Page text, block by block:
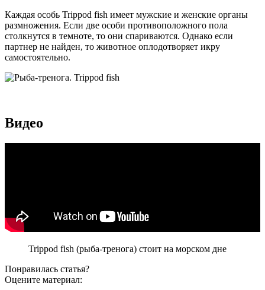
Каждая особь Trippod fish имеет мужские и женские органы
размножения. Если две особи противоположного пола
столкнутся в темноте, то они спариваются. Однако если
партнер не найден, то животное оплодотворяет икру
самостоятельно.
Видео
Trippod fish (рыба-тренога) стоит на морском дне
Понравилась статья?
Оцените материал: